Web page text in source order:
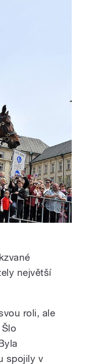
největší
roli, ale
spojily v